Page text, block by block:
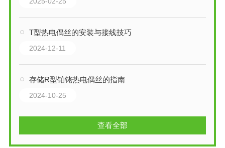
T型热电偶丝的安装与接线技巧
2024-12-11
存储R型铂铑热电偶丝的指南
2024-10-25
查看全部